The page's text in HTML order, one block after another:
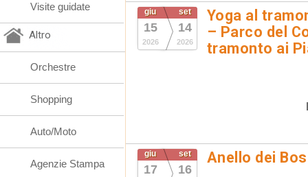
giu
15
2026
set
14
2026
Yoga al
– Parco del
tramonto ai
giu
17
set
16
Anello dei
Visite guidate
Altro
Orchestre
Shopping
Auto/Moto
Agenzie Stampa